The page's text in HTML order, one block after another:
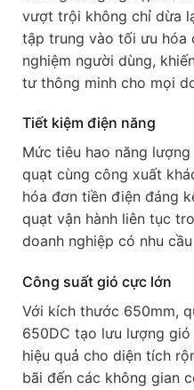
vượt trội không chỉ dừa
tập trung vào tối ưu hóa
nghiệm người dùng,
tư thông minh cho mọi
Tiết kiệm điện năng
Mức tiêu hao năng
quạt cùng công xuất
hóa đơn tiền điện đáng
quạt vận hành liên tục
doanh nghiệp có nhu
Công suất gió cực lớn
Với kích thước 650mm,
650DC tạo lưu lượng
hiệu quả cho diện tích
bãi đến các không gian